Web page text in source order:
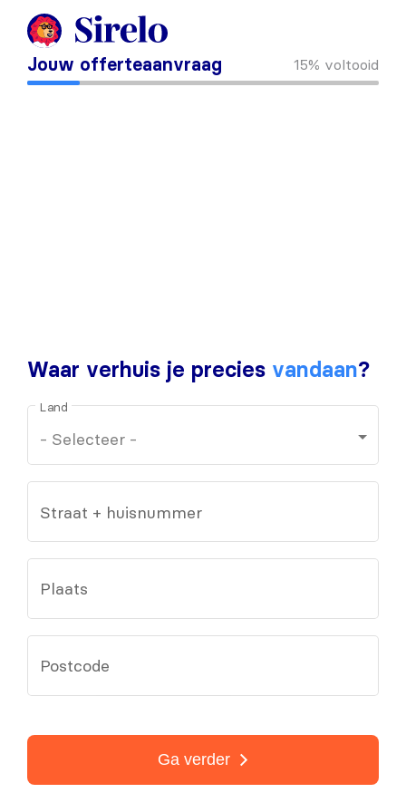
Jouw offerteaanvraag 15% voltooid
Waar verhuis je precies vandaan?
Land
Straat + huisnummer
Plaats
Postcode
Ga verder